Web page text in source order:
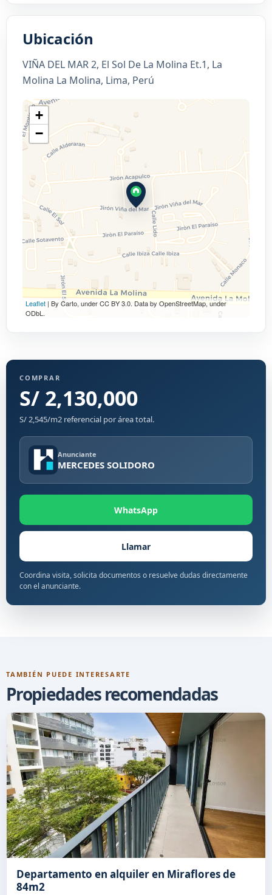
Ubicación
VIÑA DEL MAR 2, El Sol De La Molina Et.1, La
Molina La Molina, Lima, Perú
+
−
Leaflet | By Carto, under CC BY 3.0. Data by OpenStreetMap, under
ODbL.
COMPRAR
S/ 2,130,000
S/ 2,545/m2 referencial por área total.
Anunciante
MERCEDES SOLIDORO
WhatsApp
Llamar
Coordina visita, solicita documentos o resuelve dudas directamente
con el anunciante.
TAMBIÉN PUEDE INTERESARTE
Propiedades recomendadas
Departamento en alquiler en Miraflores de
84m2